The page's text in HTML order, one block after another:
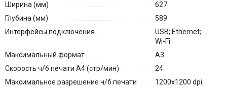
Ширина (мм)
627
Глубина (мм)
589
Интерфейсы подключения
USB; Ethernet;
Wi-Fi
Максимальный формат
A3
Скорость ч/б печати A4 (стр/мин)
24
Максимальное разрешение ч/б печати
1200x1200 dpi